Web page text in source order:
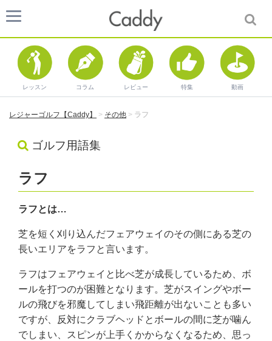
レッスン コラム レビュー 特集 動画
レジャーゴルフ【Caddy】 > その他 > ラフ
ゴルフ用語集
ラフ
ラフとは…
芝を短く刈り込んだフェアウェイのその側にある芝の
長いエリアをラフと言います。
ラフはフェアウェイと比べ芝が成長しているため、ボ
ールを打つのが困難となります。芝がスイングやボー
ルの飛びを邪魔してしまい飛距離が出ないことも多い
ですが、反対にクラブヘッドとボールの間に芝が噛ん
でしまい、スピンが上手くかからなくなるため、思っ